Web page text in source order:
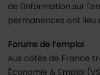
de l'information sur
permanences ont lieu
Forums de l’emploi
Aux côtés de France
Économie & Emploi